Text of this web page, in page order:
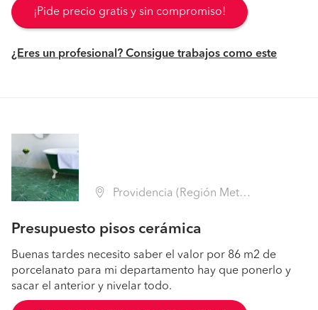
¡Pide precio gratis y sin compromiso!
¿Eres un profesional? Consigue trabajos como este
Providencia (Región Metropolitana - Santiago)
Presupuesto pisos cerámica
Buenas tardes necesito saber el valor por 86 m2 de
porcelanato para mi departamento hay que ponerlo y
sacar el anterior y nivelar todo.